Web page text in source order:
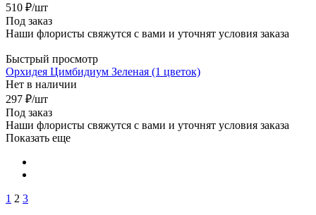
510 ₽/шт
Под заказ
Наши флористы свяжутся с вами и уточнят условия заказа
Быстрый просмотр
Орхидея Цимбидиум Зеленая (1 цветок)
Нет в наличии
297 ₽/шт
Под заказ
Наши флористы свяжутся с вами и уточнят условия заказа
Показать еще
1 2 3